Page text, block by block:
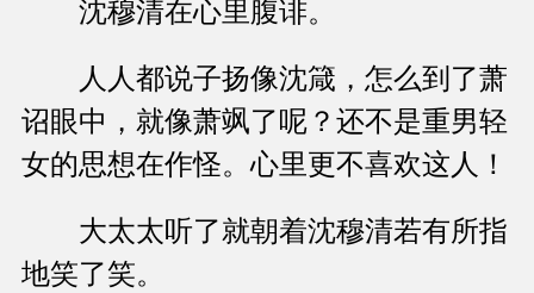
沈穆清在心里腹诽。
人人都说子扬像沈箴，怎么到了萧
诏眼中，就像萧飒了呢？还不是重男轻
女的思想在作怪。心里更不喜欢这人！
大太太听了就朝着沈穆清若有所指
地笑了笑。